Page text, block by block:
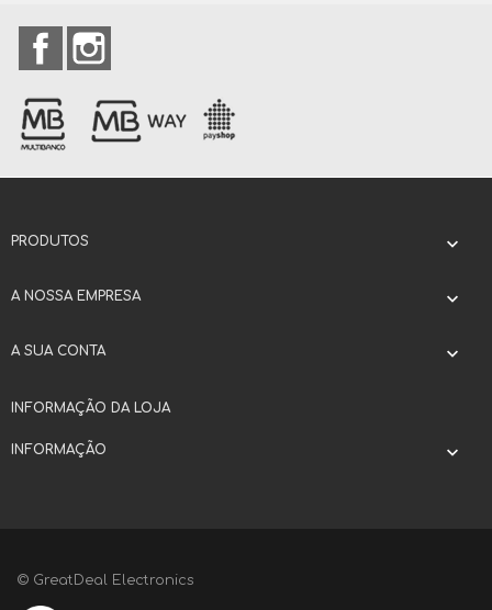
Facebook
PRODUTOS 
A NOSSA EMPRESA 
A SUA CONTA 
INFORMAÇÃO DA LOJA
INFORMAÇÃO 
© GreatDeal Electronics